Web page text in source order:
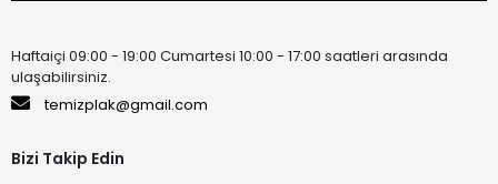
Haftaiçi 09:00 - 19:00 Cumartesi 10:00 - 17:00 saatleri arasında
ulaşabilirsiniz.
temizplak@gmail.com
Bizi Takip Edin